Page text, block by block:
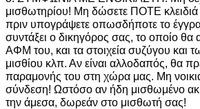
μισθωτηρίου! Μη δώσετε ΠΟΤΕ κλειδιά
πριν υπογράψετε οπωσδήποτε το
συντάξει ο δικηγόρος σας, το οποίο θα
ΑΦΜ του, και τα στοιχεία συζύγου και
μισθίου κλπ. Αν είναι αλλοδαπός, θα
παραμονής του στη χώρα μας. Μη
σύνδεση! Ωστόσο αν ήδη μισθωμένο
την άμεσα, δωρεάν στο μισθωτή σας!